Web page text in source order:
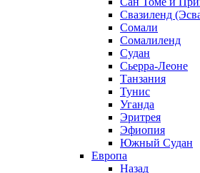
Свазиленд
Сомали
Сомалиленд
Судан
Сьерра-Леоне
Танзания
Тунис
Уганда
Эритрея
Эфиопия
Южный Судан
Европа
Назад